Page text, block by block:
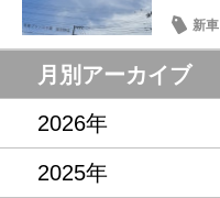
新車
月別アーカイブ
2026年
2025年